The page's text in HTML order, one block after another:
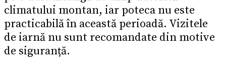
climatului montan, iar poteca nu este
practicabilă în această perioadă. Vizitele
de iarnă nu sunt recomandate din motive
de siguranță.